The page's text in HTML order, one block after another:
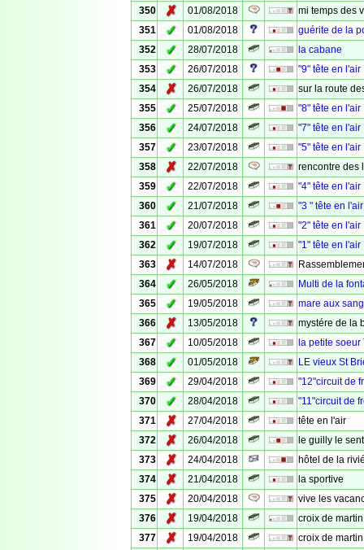
350
✗ 01/08/2018
mi temps des
351
✓ 01/08/2018
guérite de la
352
✓ 28/07/2018
la cabane
353
✓ 26/07/2018
"9" tête en l'air
354
✗ 26/07/2018
sur la route
355
✓ 25/07/2018
"8" tête en l'air
356
✓ 24/07/2018
"7" tête en l'air
357
✓ 23/07/2018
"5" tête en l'air
358
✗ 22/07/2018
rencontre des
359
✓ 22/07/2018
"4" tête en l'air
360
✓ 21/07/2018
"3 " tête en
361
✓ 20/07/2018
"2" tête en l'air
362
✓ 19/07/2018
"1" tête en l'air
363
✗ 14/07/2018
364
✓ 26/05/2018
Multi de la
365
✓ 19/05/2018
mare aux
366
✗ 13/05/2018
mystére de la
367
✓ 10/05/2018
la petite soeur
368
✓ 01/05/2018
LE vieux St
369
✓ 29/04/2018
"12"circuit de
370
✓ 28/04/2018
"11"circuit de
371
✗ 27/04/2018
tête en l'air
372
✗ 26/04/2018
le guilly le
373
✗ 24/04/2018
hôtel de la
374
✗ 21/04/2018
la sportive
375
✗ 20/04/2018
vive les
376
✗ 19/04/2018
croix de
377
✗ 19/04/2018
croix de